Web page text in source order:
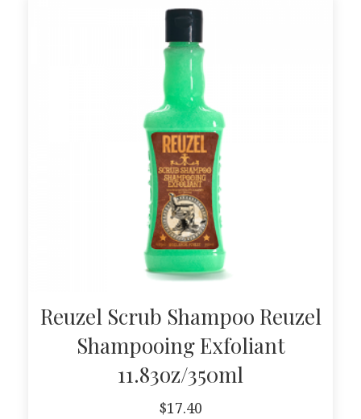
Reuzel Scrub Shampoo Reuzel
Shampooing Exfoliant
11.83oz/350ml
$17.40